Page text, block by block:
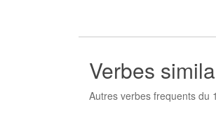
Verbes
Autres verbes frequents du 1